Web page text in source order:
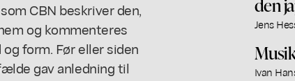
CBN beskriver den,
og kommenteres
form. Før eller siden
gav anledning til
Jens
Ivan